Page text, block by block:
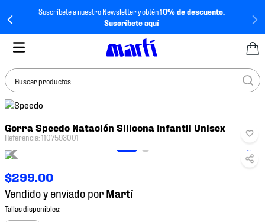
Suscríbete a nuestro Newsletter y obtén10% de descuento.
Suscríbete aquí
Buscar productos
Gorra Speedo Natación Silicona Infantil Unisex
Referencia:1107593001
$299.00
Vendido y enviado por
BUSCADOS
tenis
4.
tenis futbol